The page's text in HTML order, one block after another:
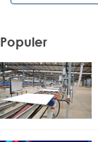
Populer